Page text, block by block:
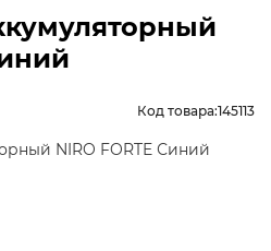
Код товара:145113